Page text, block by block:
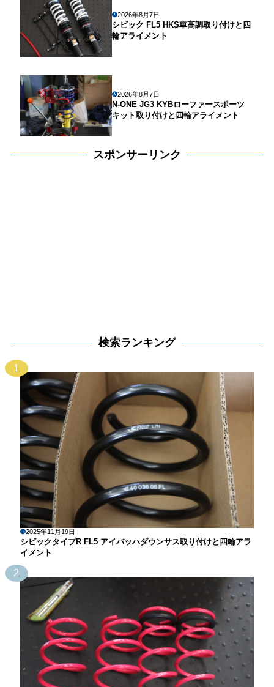
2026年8月7日
シビック FL5 HKS車高調取り付けと四
輪アライメント
2026年8月7日
N-ONE JG3 KYBローファースポーツ
キット取り付けと四輪アライメント
スポンサーリンク
検索ランキング
1
2025年11月19日
シビックタイプR FL5 アイバッハダウンサス取り付けと四輪アラ
イメント
2